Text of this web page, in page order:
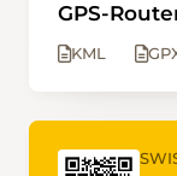
GPS-
KML